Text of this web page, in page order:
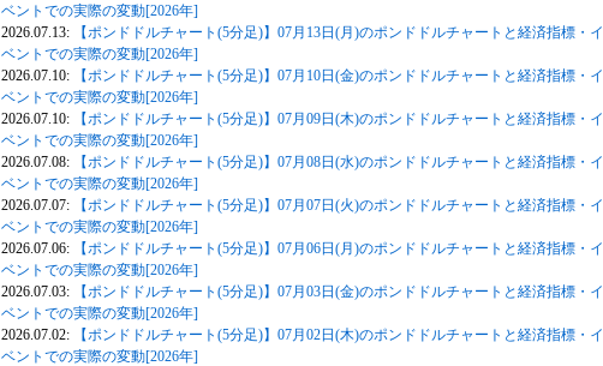
ベントでの実際の変動[2026年]
2026.07.13:
【ポンドドルチャート(5分足)】07月13日(月)のポンドドルチャートと経済指標・イ
ベントでの実際の変動[2026年]
2026.07.10:
【ポンドドルチャート(5分足)】07月10日(金)のポンドドルチャートと経済指標・イ
ベントでの実際の変動[2026年]
2026.07.10:
【ポンドドルチャート(5分足)】07月09日(木)のポンドドルチャートと経済指標・イ
ベントでの実際の変動[2026年]
2026.07.08:
【ポンドドルチャート(5分足)】07月08日(水)のポンドドルチャートと経済指標・イ
ベントでの実際の変動[2026年]
2026.07.07:
【ポンドドルチャート(5分足)】07月07日(火)のポンドドルチャートと経済指標・イ
ベントでの実際の変動[2026年]
2026.07.06:
【ポンドドルチャート(5分足)】07月06日(月)のポンドドルチャートと経済指標・イ
ベントでの実際の変動[2026年]
2026.07.03:
【ポンドドルチャート(5分足)】07月03日(金)のポンドドルチャートと経済指標・イ
ベントでの実際の変動[2026年]
2026.07.02:
【ポンドドルチャート(5分足)】07月02日(木)のポンドドルチャートと経済指標・イ
ベントでの実際の変動[2026年]